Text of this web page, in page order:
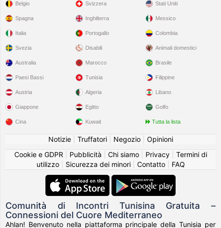
Belgio
Spagna
Italia
Svezia
Svizzera
Inghilterra
Portogallo
Disabili
Stati Uniti
Messico
Colombia
Animali domestici
Australia
Paesi Bassi
Austria
Giappone
Cina
Marocco
Tunisia
Algeria
Egitto
Kuwait
Brasile
Filippine
Libano
Golfo
Tutta la lista
Notizie| Truffatori| Negozio| Opinioni
Cookie e GDPR
Pubblicità Chi siamo| Privacy| Termini di
utilizzo| Sicurezza dei minori| Contatto| FAQ
Comunità di Incontri Tunisina Gratuita –
Connessioni del Cuore Mediterraneo
Ahlan! Benvenuto nella piattaforma principale della Tunisia per